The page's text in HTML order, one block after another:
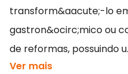
transform&aacute;-lo
gastron&ocirc;mico ou
de reformas, possuindo
Ver mais